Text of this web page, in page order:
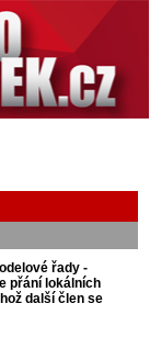
řady -
přání lokálních
další člen se